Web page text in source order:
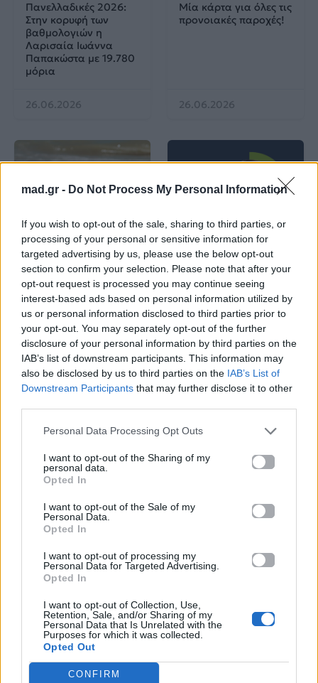
mad.gr - Do Not Process My Personal Information
If you wish to opt-out of the sale, sharing to third parties, or
processing of your personal or sensitive information for
targeted advertising by us, please use the below opt-out
section to confirm your selection. Please note that after your
opt-out request is processed you may continue seeing
interest-based ads based on personal information utilized by
us or personal information disclosed to third parties prior to
your opt-out. You may separately opt-out of the further
disclosure of your personal information by third parties on the
IAB’s list of downstream participants. This information may
also be disclosed by us to third parties on the IAB’s List of
Downstream Participants that may further disclose it to other
Personal Data Processing Opt Outs
I want to opt-out of the Sharing of my
personal data.
Opted In
I want to opt-out of the Sale of my
Personal Data.
Opted In
I want to opt-out of processing my
Personal Data for Targeted Advertising.
Opted In
I want to opt-out of Collection, Use,
Retention, Sale, and/or Sharing of my
Personal Data that Is Unrelated with the
Purposes for which it was collected.
Opted Out
CONFIRM
Πανελλαδικές 2026:
Στην κορυφή των
βαθμολογιών η
Λαρισαία Ιωάννα
Παπακώστα με 19.780
μόρια
26.06.2026
Μία κάρτα για όλες τις
προνοιακές παροχές!
26.06.2026
Life
Πού να μην
κολυμπήσεις στην
Αττική: Οι 29
ακατάλληλες παραλίες
25.06.2026
Life
AKTOR: Δίπλα στους
νέους επιστήμονες με
το πρόγραμμα
υποτροφιών
AKTOR4TheFuture
04.06.2026
EUROVISION
ΕΡΤ: Εντυπωσιακή
αύξηση κερδοφορίας
στη φετινή Eurovision
20.05.2026
Go out
Μεταφορικό μέσο ή
μετακίνησης